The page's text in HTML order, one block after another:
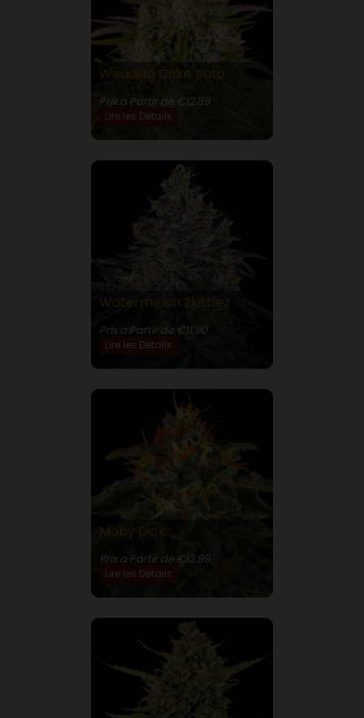
Wedding Cake Auto
Prix a Partir de €12.89
Lire les Détails
Watermelon Zkittlez
Prix a Partir de €11.90
Lire les Détails
Moby Dick
Prix a Partir de €12.89
Lire les Détails